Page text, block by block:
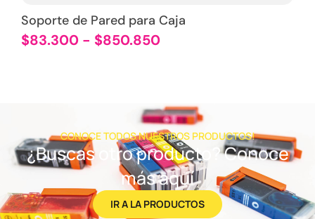
Soporte de Pared para Caja
$83.300 - $850.850
CONOCE TODOS NUESTROS PRODUCTOS!
¿Buscas otro producto? Conoce
más aquí
IR A LA PRODUCTOS